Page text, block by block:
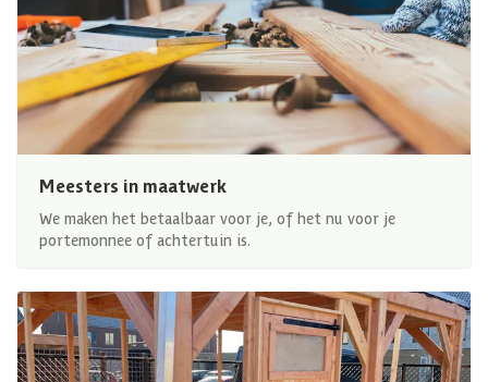
Meesters in maatwerk
We maken het betaalbaar voor je, of het nu voor je
portemonnee of achtertuin is.